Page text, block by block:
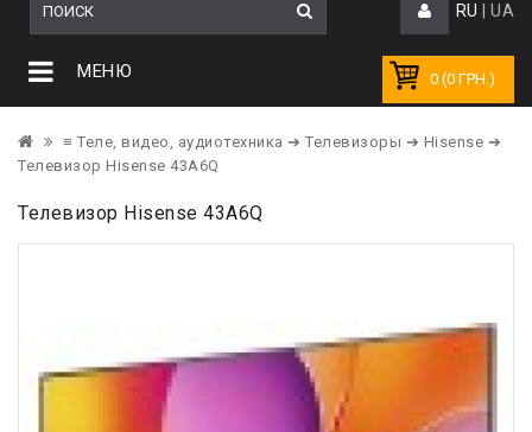
RU UA
0 (0 ГРН.)
МЕНЮ
≡ Теле, видео, аудиотехника ➔ Телевизоры ➔ Hisense ➔
Телевизор Hisense 43A6Q
Телевизор Hisense 43A6Q